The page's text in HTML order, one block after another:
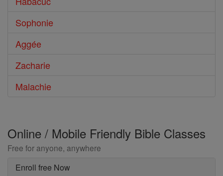
Sophonie
Aggée
Zacharie
Malachie
Online / Mobile Friendly Bible Classes
Free for anyone, anywhere
Enroll free Now